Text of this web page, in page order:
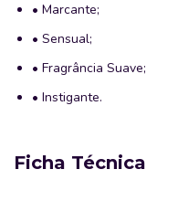
• Marcante;
• Sensual;
• Fragrância Suave;
• Instigante.
Ficha Técnica